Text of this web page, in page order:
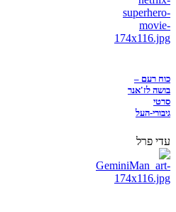
כוח רעם –
בושה לז'אנר
סרטי
גיבורי-העל
עדי פרל